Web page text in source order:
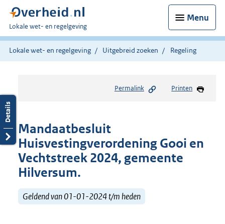
Menu
U
bent
hier:
Lokale wet- en regelgeving
Lokale wet- en regelgeving Uitgebreid zoeken Regeling
Permalink Printen
Mandaatbesluit
Huisvestingverordening Gooi en
Vechtstreek 2024, gemeente
Hilversum.
Geldend van 01-01-2024 t/m heden